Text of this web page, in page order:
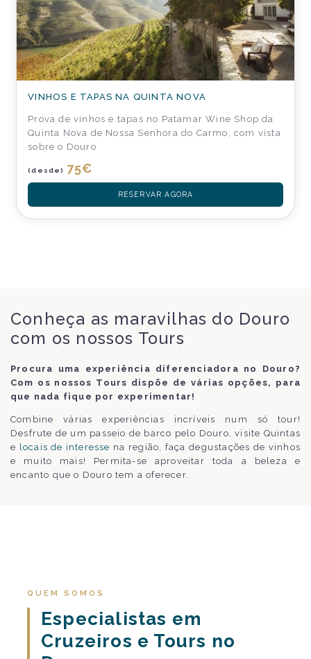
VINHOS E TAPAS NA QUINTA NOVA
Prova de vinhos e tapas no Patamar Wine Shop da
Quinta Nova de Nossa Senhora do Carmo, com vista
sobre o Douro
(desde) 75€
RESERVAR AGORA
Conheça as maravilhas do Douro
com os nossos Tours
Procura uma experiência diferenciadora no Douro?
Com os nossos Tours dispõe de várias opções, para
que nada fique por experimentar!
Combine várias experiências incríveis num só tour!
Desfrute de um passeio de barco pelo Douro, visite Quintas
e locais de interesse na região, faça degustações de vinhos
e muito mais! Permita-se aproveitar toda a beleza e
encanto que o Douro tem a oferecer.
QUEM SOMOS
Especialistas em
Cruzeiros e Tours no